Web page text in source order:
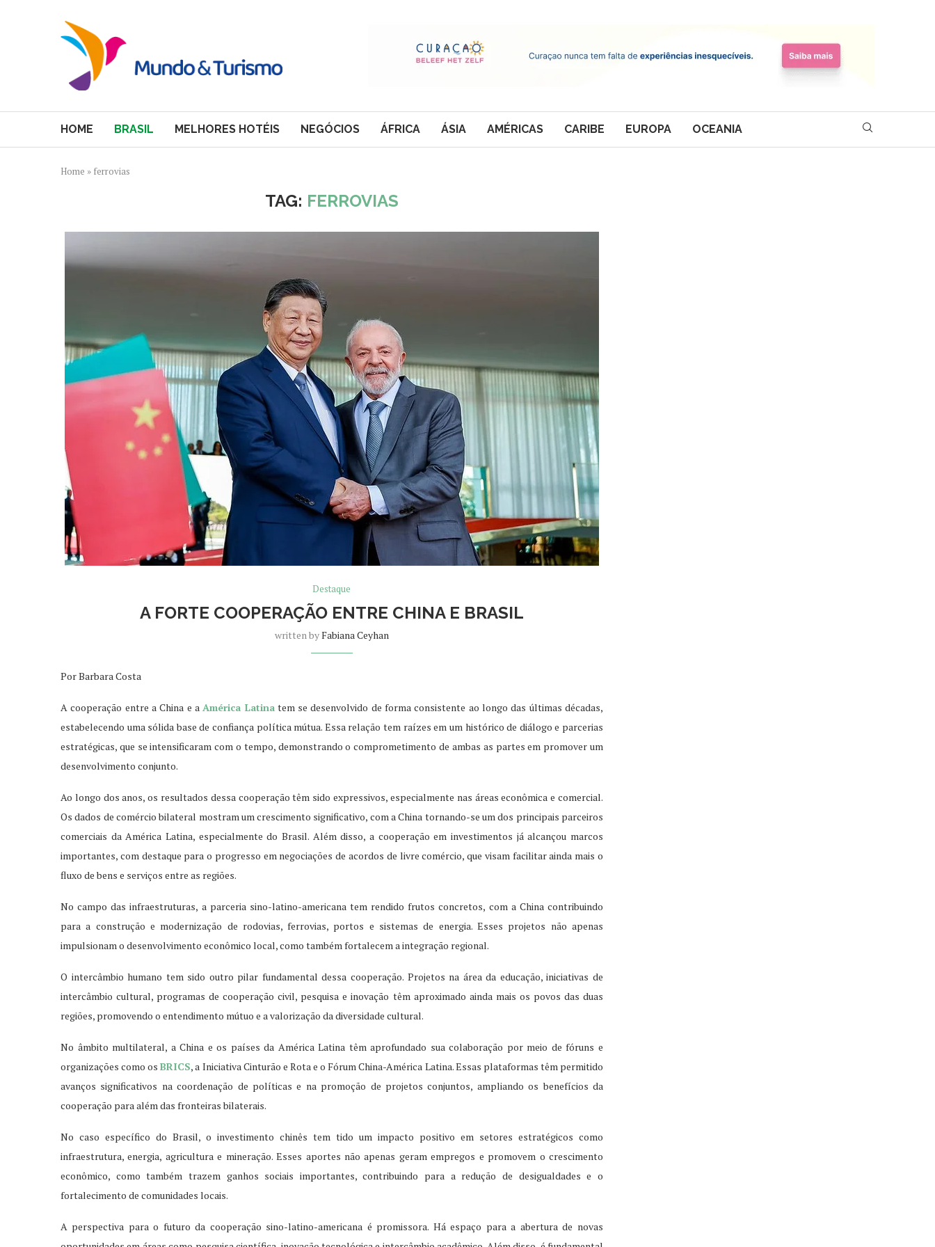
HOME BRASIL MELHORES HOTÉIS NEGÓCIOS ÁFRICA ÁSIA AMÉRICAS CARIBE EUROPA OCEANIA
Home » ferrovias
TAG: FERROVIAS
Destaque
A FORTE COOPERAÇÃO ENTRE CHINA E BRASIL
written byFabiana Ceyhan
Por Barbara Costa
A cooperação entre a China e aAmérica Latinatem se desenvolvido de forma consistente ao longo das últimas décadas,
estabelecendo uma sólida base de confiança política mútua. Essa relação tem raízes em um histórico de diálogo e parcerias
estratégicas, que se intensificaram com o tempo, demonstrando o comprometimento de ambas as partes em promover um
desenvolvimento conjunto.
Ao longo dos anos, os resultados dessa cooperação têm sido expressivos, especialmente nas áreas econômica e comercial.
Os dados de comércio bilateral mostram um crescimento significativo, com a China tornando-se um dos principais parceiros
comerciais da América Latina, especialmente do Brasil. Além disso, a cooperação em investimentos já alcançou marcos
importantes, com destaque para o progresso em negociações de acordos de livre comércio, que visam facilitar ainda mais o
fluxo de bens e serviços entre as regiões.
No campo das infraestruturas, a parceria sino-latino-americana tem rendido frutos concretos, com a China contribuindo
para a construção e modernização de rodovias, ferrovias, portos e sistemas de energia. Esses projetos não apenas
impulsionam o desenvolvimento econômico local, como também fortalecem a integração regional.
O intercâmbio humano tem sido outro pilar fundamental dessa cooperação. Projetos na área da educação, iniciativas de
intercâmbio cultural, programas de cooperação civil, pesquisa e inovação têm aproximado ainda mais os povos das duas
regiões, promovendo o entendimento mútuo e a valorização da diversidade cultural.
No âmbito multilateral, a China e os países da América Latina têm aprofundado sua colaboração por meio de fóruns e
organizações como osBRICS, a Iniciativa Cinturão e Rota e o Fórum China-América Latina. Essas plataformas têm permitido
avanços significativos na coordenação de políticas e na promoção de projetos conjuntos, ampliando os benefícios da
cooperação para além das fronteiras bilaterais.
No caso específico do Brasil, o investimento chinês tem tido um impacto positivo em setores estratégicos como
infraestrutura, energia, agricultura e mineração. Esses aportes não apenas geram empregos e promovem o crescimento
econômico, como também trazem ganhos sociais importantes, contribuindo para a redução de desigualdades e o
fortalecimento de comunidades locais.
A perspectiva para o futuro da cooperação sino-latino-americana é promissora. Há espaço para a abertura de novas